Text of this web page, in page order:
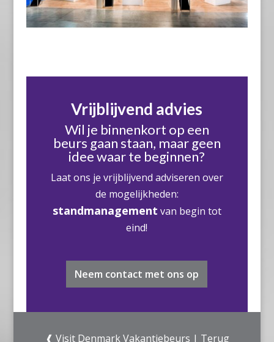
Vrijblijvend advies
Wil je binnenkort op een
beurs gaan staan, maar geen
idee waar te beginnen?
Laat ons je vrijblijvend adviseren over
de mogelijkheden:
standmanagement van begin tot
eind!
Neem contact met ons op
❰ Visit Denmark Vakantiebeurs | Terug